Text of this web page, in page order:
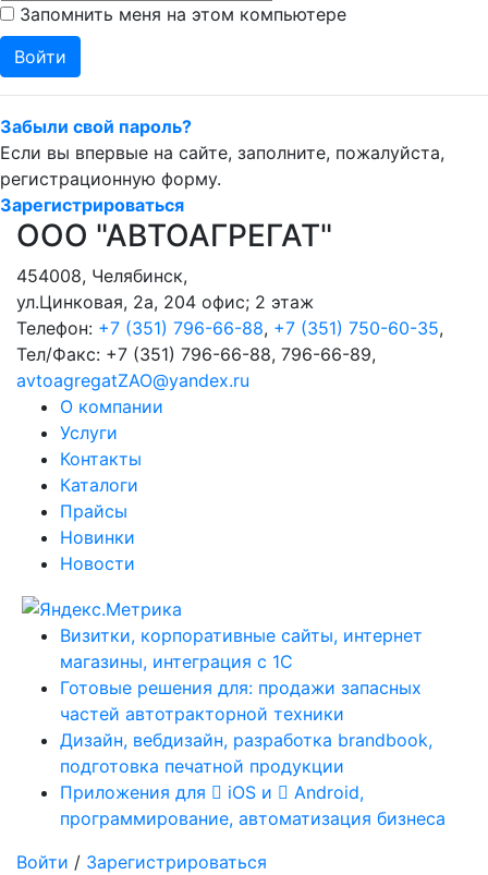
Запомнить меня на этом компьютере
Забыли свой пароль?
Если вы впервые на сайте, заполните, пожалуйста,
регистрационную форму.
Зарегистрироваться
ООО "АВТОАГРЕГАТ"
454008, Челябинск,
ул.Цинковая, 2а, 204 офис; 2 этаж
Телефон: +7 (351) 796-66-88, +7 (351) 750-60-35,
Тел/Факс: +7 (351) 796-66-88, 796-66-89,
avtoagregatZAO@yandex.ru
О компании
Услуги
Контакты
Каталоги
Прайсы
Новинки
Новости
Визитки, корпоративные сайты, интернет
магазины, интеграция с 1С
Готовые решения для: продажи запасных
частей автотракторной техники
Дизайн, вебдизайн, разработка brandbook,
подготовка печатной продукции
Приложения для
iOS и
Android,
программирование, автоматизация бизнеса
Войти / Зарегистрироваться